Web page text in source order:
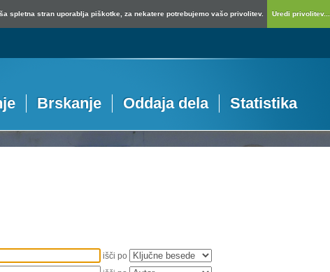
spletna stran uporablja piškotke, za nekatere potrebujemo vašo privolitev. Uredi privolitev...
Brskanje Oddaja dela Statistika
išči po